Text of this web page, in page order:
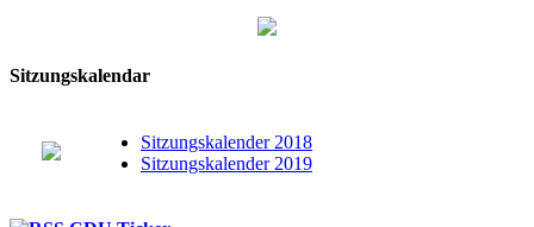
Sitzungskalendar
Sitzungskalender 2018
Sitzungskalender 2019